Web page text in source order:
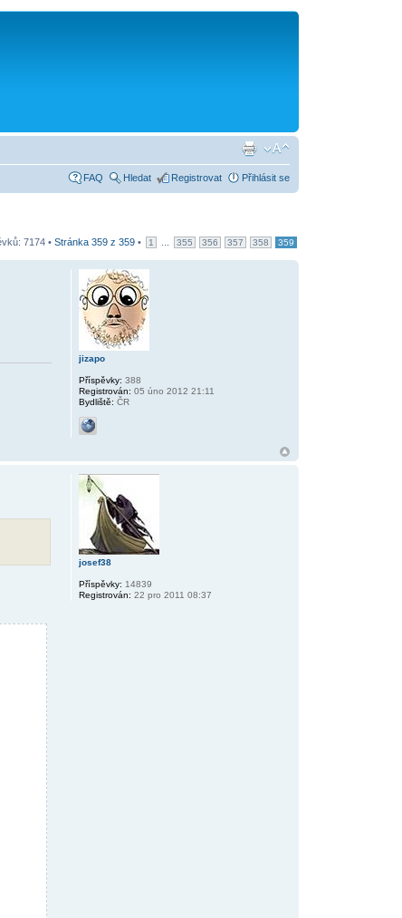
FAQ Hledat Registrovat Přihlásit se
7174 • Stránka 359z 359• 1 355 356 357 358 359
jizapo
Příspěvky: 388
Registrován: 05 úno 2012 21:11
Bydliště: ČR
josef38
Příspěvky: 14839
Registrován: 22 pro 2011 08:37